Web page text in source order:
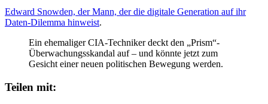
Edward Snowden, der Mann, der die digitale Generation auf ihr
Daten-Dilemma hinweist.
Ein ehemaliger CIA-Techniker deckt den „Prism“-
Überwachungsskandal auf – und könnte jetzt zum
Gesicht einer neuen politischen Bewegung werden.
Teilen mit: